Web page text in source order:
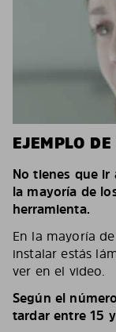
EJEMPLO
No tienes que ir
la mayoría de
herramienta.
En la mayoría
instalar estás
ver en el video.
Según el
tardar entre 15